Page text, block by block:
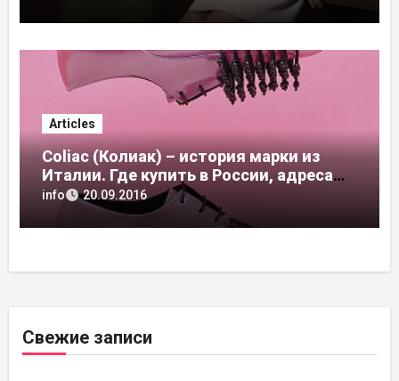
Articles
Coliac (Колиак) – история марки из
Италии. Где купить в России, адреса
магазинов
info 20.09.2016
Свежие записи